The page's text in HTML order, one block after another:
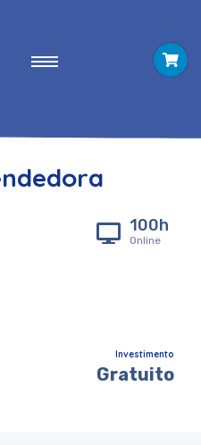
100h
Online
Investimento
Gratuito